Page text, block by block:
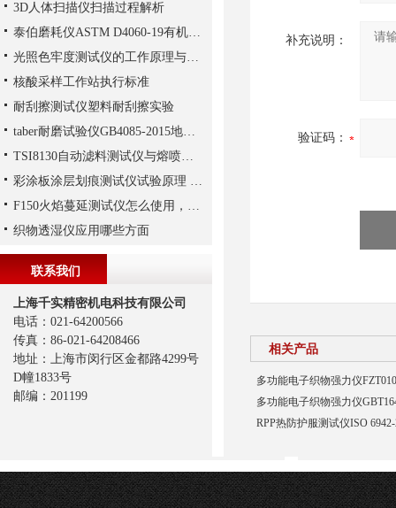
补充说明：
验证码：
相关产品
多功能电子织物强力仪
多功能电子织物强力仪
RPP热防护服测试仪ISO
3D人体扫描仪扫描过程解析
泰伯磨耗仪ASTM D4060-19有机涂层耐磨性试验
光照色牢度测试仪的工作原理与操作维护方式
核酸采样工作站执行标准
耐刮擦测试仪塑料耐刮擦实验
taber耐磨试验仪GB4085-2015地板测试
TSI8130自动滤料测试仪与熔喷法非织造布技术
彩涂板涂层划痕测试仪试验原理 单一或复合涂层耐划伤性能
F150火焰蔓延测试仪怎么使用，以ISO 15025标准为例
织物透湿仪应用哪些方面
联系我们
上海千实精密机电科技有限公司
电话：021-64200566
传真：86-021-64208466
地址：上海市闵行区金都路4299号
D幢1833号
邮编：201199